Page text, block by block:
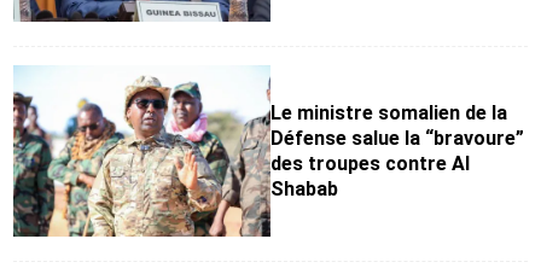
Le ministre somalien de la
Défense salue la “bravoure”
des troupes contre Al
Shabab